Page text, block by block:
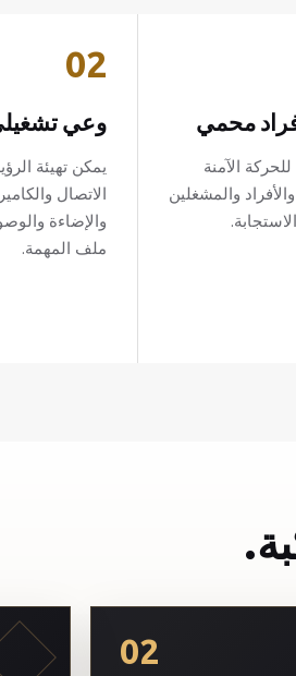
محمي
الآمنة
والمشغلين
02
وعي
يمكن تهيئة
الاتصال
والإضاءة
ملف المهمة.
02